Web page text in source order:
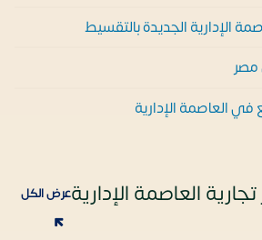
الإدارية الجديدة بالتقسيط
مصر
في العاصمة الإدارية
العاصمة الإداريةعرض الكل